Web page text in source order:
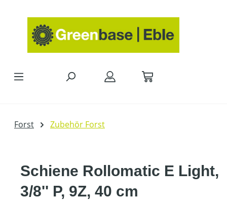
Forst Zubehör Forst
Schiene Rollomatic E Light,
3/8'' P, 9Z, 40 cm